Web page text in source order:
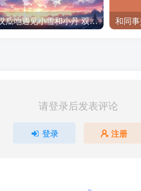
李老汉瓜地遇见小雪和小丹 双胞胎姐妹让他陷入回忆
请登录后发表评论
登录 注册